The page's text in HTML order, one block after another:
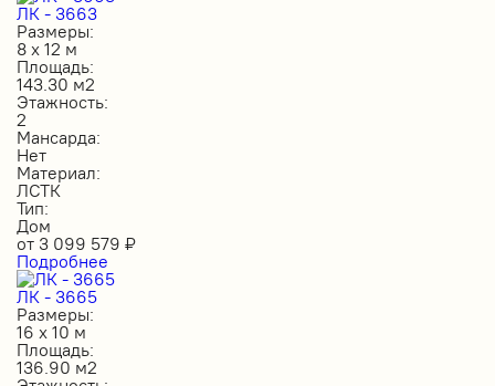
ЛК - 3663
Размеры:
8 х 12 м
Площадь:
143.30 м2
Этажность:
2
Мансарда:
Нет
Материал:
ЛСТК
Тип:
Дом
от 3 099 579 ₽
Подробнее
ЛК - 3665
Размеры:
16 х 10 м
Площадь:
136.90 м2